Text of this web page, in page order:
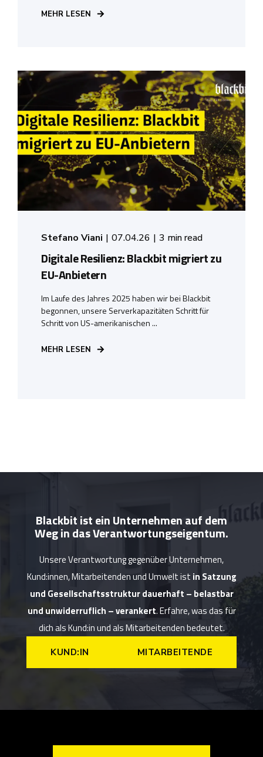
MEHR LESEN
Stefano Viani 07.04.26 3 min read
Digitale Resilienz: Blackbit migriert zu
EU-Anbietern
Im Laufe des Jahres 2025 haben wir bei Blackbit
begonnen, unsere Serverkapazitäten Schritt für
Schritt von US-amerikanischen ...
MEHR LESEN
Blackbit ist ein Unternehmen auf dem
Weg in das Verantwortungseigentum.
Unsere Verantwortung gegenüber Unternehmen,
Kund:innen, Mitarbeitenden und Umwelt ist in Satzung
und Gesellschaftsstruktur dauerhaft – belastbar
und unwiderruflich – verankert. Erfahre, was das für
dich als Kund:in und als Mitarbeitenden bedeutet.
KUND:IN MITARBEITENDE